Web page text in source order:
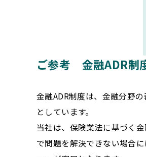
ご参考 金融ADR制
金融ADR制度は、金融分野
としています。
当社は、保険業法に基づく
で問題を解決できない場合